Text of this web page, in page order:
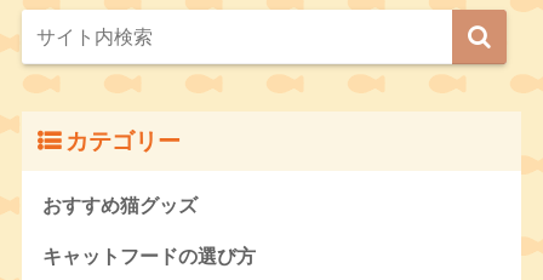
カテゴリー
おすすめ猫グッズ
キャットフードの選び方